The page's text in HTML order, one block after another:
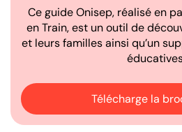
Ce guide Onisep, réalisé en
en Train, est un outil de
et leurs familles ainsi qu’un
Télécharge la